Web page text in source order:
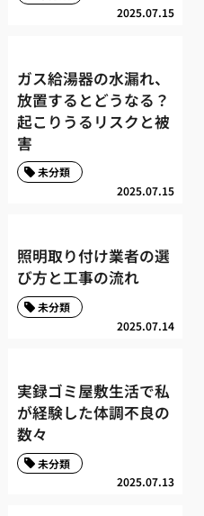
2025.07.15
ガス給湯器の水漏れ、
放置するとどうなる？
起こりうるリスクと被
害
2025.07.15
未分類
照明取り付け業者の選
び方と工事の流れ
2025.07.14
未分類
実録ゴミ屋敷生活で私
が経験した体調不良の
数々
2025.07.13
未分類